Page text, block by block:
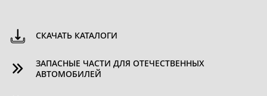
СКАЧАТЬ КАТАЛОГИ
ЗАПАСНЫЕ ЧАСТИ ДЛЯ ОТЕЧЕСТВЕННЫХ
АВТОМОБИЛЕЙ